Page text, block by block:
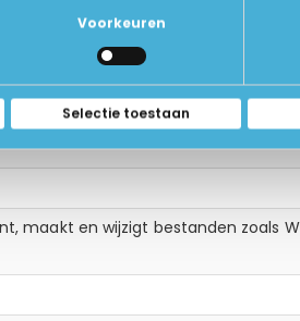
Voorkeuren
Selectie toestaan
op werking en capaciteit. Wij
maakt en wijzigt bestanden zoals